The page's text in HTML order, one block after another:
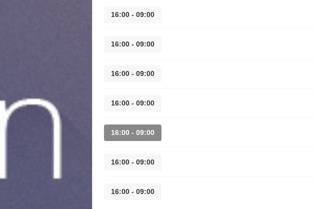
09:00 - 16:00
09:00 - 16:00
09:00 - 16:00
09:00 - 16:00
09:00 - 16:00
09:00 - 16:00
09:00 - 16:00